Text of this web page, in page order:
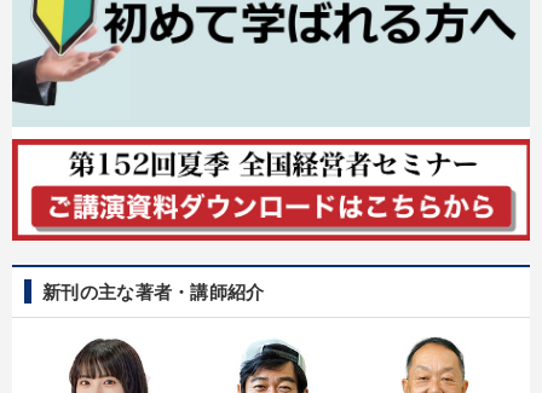
新刊の主な著者・講師紹介